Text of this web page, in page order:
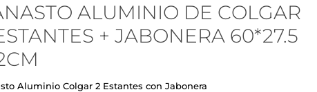
ALUMINIO DE COLGAR
+ JABONERA 60*27.5
Aluminio Colgar 2 Estantes con Jabonera